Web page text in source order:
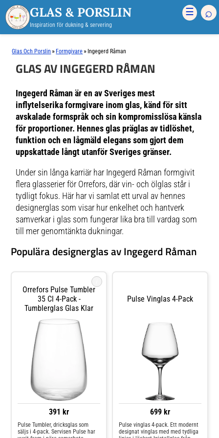
GLAS & PORSLIN
Inspiration för dukning & servering
☰ ⌕
Glas Och Porslin » Formgivare » Ingegerd Råman
GLAS AV INGEGERD RÅMAN
Ingegerd Råman är en av Sveriges mest
inflytelserika formgivare inom glas, känd för sitt
avskalade formspråk och sin kompromisslösa känsla
för proportioner. Hennes glas präglas av tidlöshet,
funktion och en lågmäld elegans som gjort dem
uppskattade långt utanför Sveriges gränser.
Under sin långa karriär har Ingegerd Råman formgivit
flera glasserier för Orrefors, där vin- och ölglas står i
tydligt fokus. Här har vi samlat ett urval av hennes
designerglas som visar hur enkelhet och hantverk
samverkar i glas som fungerar lika bra till vardag som
till mer genomtänkta dukningar.
Populära designerglas av Ingegerd Råman
Orrefors Pulse Tumbler
35 Cl 4-Pack -
Tumblerglas Glas Klar
391 kr
Pulse Tumbler, dricksglas som
säljs i 4-pack. Servisen Pulse har
Pulse Vinglas 4-Pack
699 kr
Pulse vinglas 4-pack. Ett modernt
designat vinglas med med tydliga